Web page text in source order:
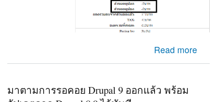
Read more
about Check out Ubercart ระบบไปคำนวนส่วนลดสองครั้ง
มาตามการรอคอย Drupal 9 ออกแล้ว พร้อม